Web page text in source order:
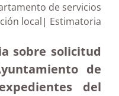
de servicios
local| Estimatoria
sobre solicitud
de
del